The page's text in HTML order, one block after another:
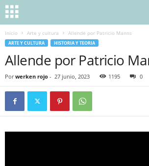
Inicio Arte y cultura Allende por Patricio Manns
ARTE Y CULTURA HISTORIA Y TEORIA
Allende por Patricio
Por werken rojo - 27 junio, 2023 1195 0